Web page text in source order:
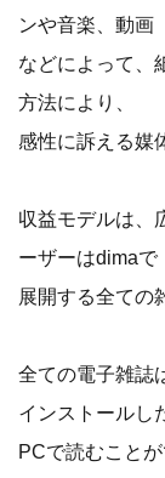
ンや音楽、動画
などによって、
方法により、
感性に訴える媒
収益モデルは、
ーザーはdimaで
展開する全ての
全ての電子雑誌
インストールし
PCで読むこと